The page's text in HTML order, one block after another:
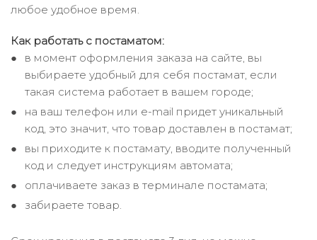
любое удобное время.
Как работать с постаматом:
в момент оформления заказа на сайте, вы
выбираете удобный для себя постамат, если
такая система работает в вашем городе;
на ваш телефон или e-mail придет уникальный
код, это значит, что товар доставлен в постамат;
вы приходите к постамату, вводите полученный
код и следует инструкциям автомата;
оплачиваете заказ в терминале постамата;
забираете товар.